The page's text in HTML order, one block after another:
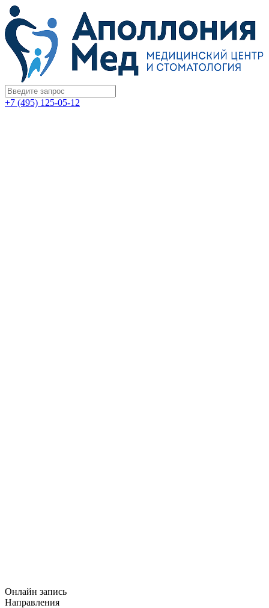
+7 (495) 125-05-12
Онлайн запись
Направления